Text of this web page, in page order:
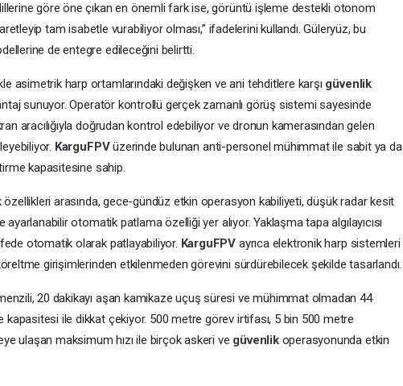
göre öne çıkan en önemli fark ise, görüntü işleme destekli otonom
tam isabetle vurabiliyor olması,” ifadelerini kullandı. Güleryüz, bu
de entegre edileceğini belirtti.
asimetrik harp ortamlarındaki değişken ve ani tehditlere karşı güvenlik
sunuyor. Operatör kontrollü gerçek zamanlı görüş sistemi sayesinde
aracılığıyla doğrudan kontrol edebiliyor ve dronun kamerasından gelen
KarguFPVüzerinde bulunan anti-personel mühimmat ile sabit ya da
kapasitesine sahip.
arasında, gece-gündüz etkin operasyon kabiliyeti, düşük radar kesit
otomatik patlama özelliği yer alıyor. Yaklaşma tapa algılayıcısı
otomatik olarak patlayabiliyor. KarguFPV ayrıca elektronik harp sistemleri
girişimlerinden etkilenmeden görevini sürdürebilecek şekilde tasarlandı.
20 dakikayı aşan kamikaze uçuş süresi ve mühimmat olmadan 44
ile dikkat çekiyor. 500 metre görev irtifası, 5 bin 500 metre
ulaşan maksimum hızı ile birçok askeri ve güvenlik operasyonunda etkin